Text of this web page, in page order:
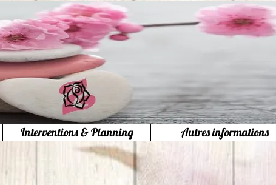
Interventions & Planning Autres informations